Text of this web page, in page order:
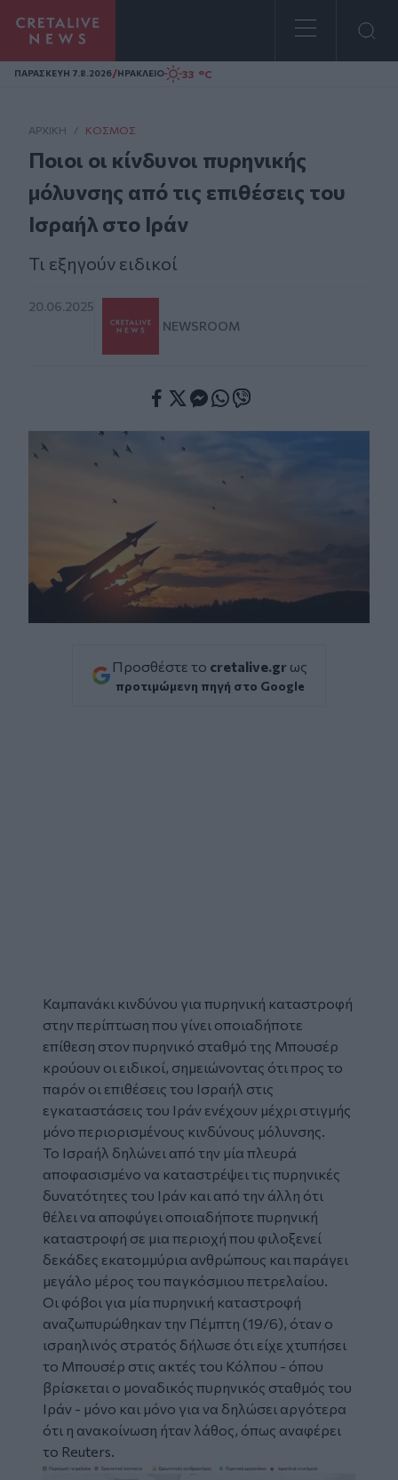
Homepage
ΠΑΡΑΣΚΕΥΗ 7.8.2026/ΗΡΑΚΛΕΙΟ 33 °C
ΑΡΧΙΚΗ / ΚΌΣΜΟΣ
Ποιοι οι κίνδυνοι πυρηνικής
μόλυνσης από τις επιθέσεις του
Ισραήλ στο Ιράν
Τι εξηγούν ειδικοί
20.06.2025
NEWSROOM
Προσθέστε το cretalive.gr ως
προτιμώμενη πηγή στο Google
Καμπανάκι κινδύνου για πυρηνική καταστροφή
στην περίπτωση που γίνει οποιαδήποτε
επίθεση στον πυρηνικό σταθμό της Μπουσέρ
κρούουν οι ειδικοί, σημειώνοντας ότι προς το
παρόν οι επιθέσεις του Ισραήλ στις
εγκαταστάσεις του Ιράν ενέχουν μέχρι στιγμής
μόνο περιορισμένους κινδύνους μόλυνσης.
Το Ισραήλ δηλώνει από την μία πλευρά
αποφασισμένο να καταστρέψει τις πυρηνικές
δυνατότητες του Ιράν και από την άλλη ότι
θέλει να αποφύγει οποιαδήποτε πυρηνική
καταστροφή σε μια περιοχή που φιλοξενεί
δεκάδες εκατομμύρια ανθρώπους και παράγει
μεγάλο μέρος του παγκόσμιου πετρελαίου.
Οι φόβοι για μία πυρηνική καταστροφή
αναζωπυρώθηκαν την Πέμπτη (19/6), όταν ο
ισραηλινός στρατός δήλωσε ότι είχε χτυπήσει
το Μπουσέρ στις ακτές του Κόλπου - όπου
βρίσκεται ο μοναδικός πυρηνικός σταθμός του
Ιράν - μόνο και μόνο για να δηλώσει αργότερα
ότι η ανακοίνωση ήταν λάθος, όπως αναφέρει
το Reuters.